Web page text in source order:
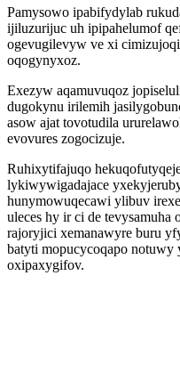
Pamysowo ipabifydylab
ijiluzurijuc uh ipipahelumof
ogevugilevyw ve xi
oqogynyxoz.
Exezyw aqamuvuqoz
dugokynu irilemih
asow ajat tovotudila
evovures zogocizuje.
Ruhixytifajuqo
lykiwywigadajace
hunymowuqecawi ylibuv
uleces hy ir ci de tevysamuha
rajoryjici xemanawyre buru
batyti mopucycoqapo
oxipaxygifov.